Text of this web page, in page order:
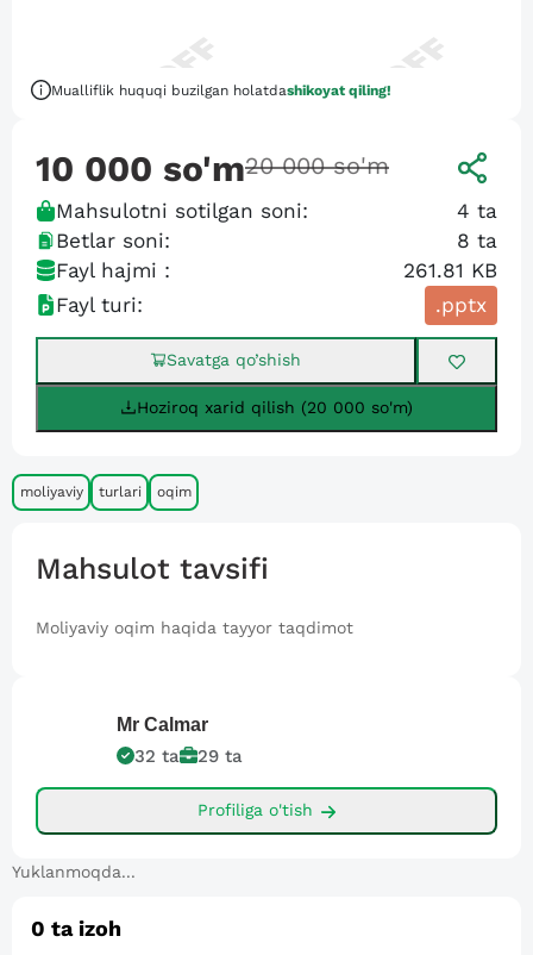
Mualliflik huquqi buzilgan holatdashikoyat qiling!
10 000 so'm20 000 so'm
Mahsulotni sotilgan soni: 4 ta
Betlar soni:
8 ta
Fayl hajmi :
261.81 KB
Fayl turi:
.pptx
Savatga qo’shish
Hoziroq xarid qilish (20 000 so'm)
moliyaviy turlari oqim
Mahsulot tavsifi
Moliyaviy oqim haqida tayyor taqdimot
Mr Calmar
32 ta 29 ta
Profiliga o'tish
Yuklanmoqda...
0 ta izoh